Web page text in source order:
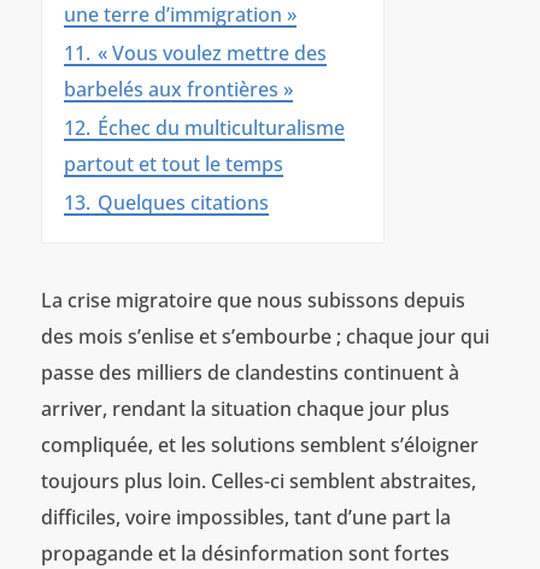
une terre d’immigration »
11. « Vous voulez mettre des
barbelés aux frontières »
12. Échec du multiculturalisme
partout et tout le temps
13. Quelques citations
La crise migratoire que nous subissons depuis
des mois s’enlise et s’embourbe ; chaque jour qui
passe des milliers de clandestins continuent à
arriver, rendant la situation chaque jour plus
compliquée, et les solutions semblent s’éloigner
toujours plus loin. Celles-ci semblent abstraites,
difficiles, voire impossibles, tant d’une part la
propagande et la désinformation sont fortes